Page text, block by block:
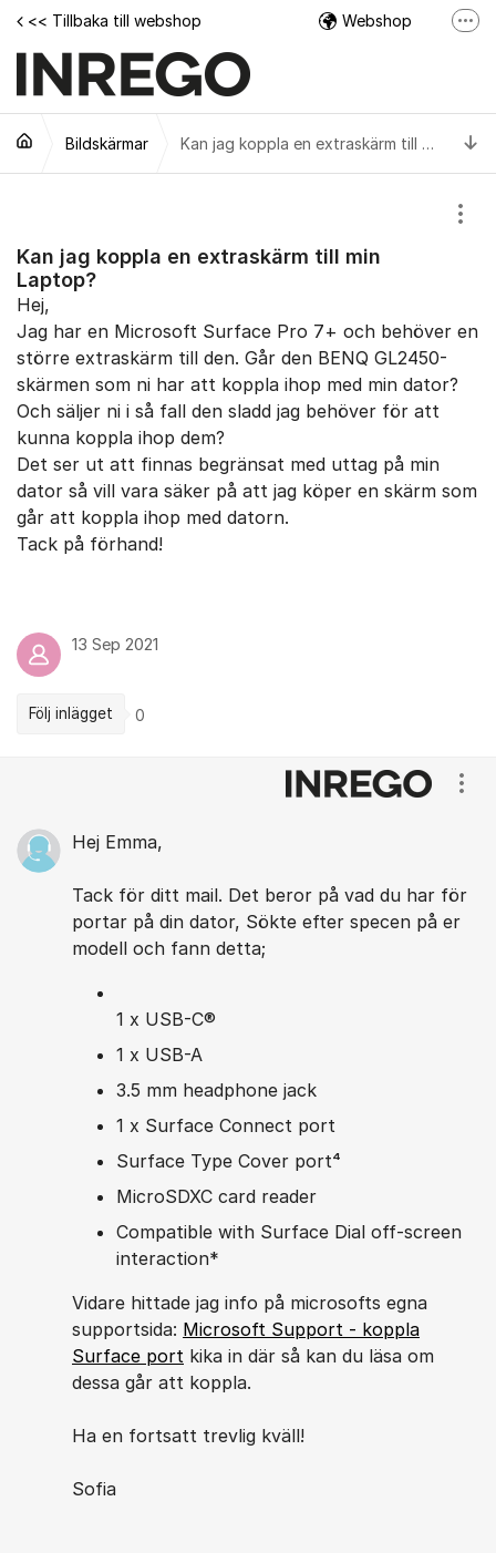
Hoppa till innehåll
<< Tillbaka till webshop Webshop
Tech Support Video
Bildskärmar Kan jag koppla en extraskärm till min Laptop?
Kan jag koppla en extraskärm till min
Laptop?
Hej,
Jag har en Microsoft Surface Pro 7+ och behöver en
större extraskärm till den. Går den BENQ GL2450-
skärmen som ni har att koppla ihop med min dator?
Och säljer ni i så fall den sladd jag behöver för att
kunna koppla ihop dem?
Det ser ut att finnas begränsat med uttag på min
dator så vill vara säker på att jag köper en skärm som
går att koppla ihop med datorn.
Tack på förhand!
13 Sep 2021
Följ inlägget 0
Hej Emma,
Tack för ditt mail. Det beror på vad du har för
portar på din dator, Sökte efter specen på er
modell och fann detta;
1 x USB-C®
1 x USB-A
3.5 mm headphone jack
1 x Surface Connect port
Surface Type Cover port⁴
MicroSDXC card reader
Compatible with Surface Dial off-screen
interaction*
Vidare hittade jag info på microsofts egna
supportsida: Microsoft Support - koppla
Surface port kika in där så kan du läsa om
dessa går att koppla.
Ha en fortsatt trevlig kväll!
Sofia